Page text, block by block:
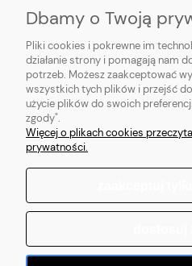
OBSERWUJ NAS
Popularne produkty:Koszulki do
biegania| Longsleeve do biegania|
biegania| Legginsy do biegania
Sklep
Dbamy o Twoją
Pliki cookies i pokrewne im
działanie strony i pomagają nam
potrzeb. Możesz zaakceptować
wszystkich tych plików i przejść
użycie plików do swoich
zgody".
Więcej o plikach cookies
prywatności.